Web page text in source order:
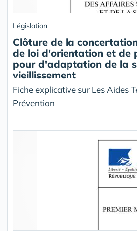
Législation
Clôture de la
de loi d'orientation et de
pour d'adaptation de la
vieillissement
Fiche explicative sur Les Aides
Prévention